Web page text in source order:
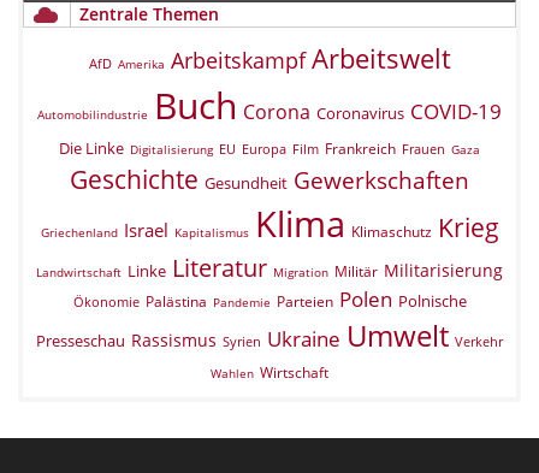
Zentrale Themen
AfD Amerika Arbeitskampf Arbeitswelt
Automobilindustrie Buch Corona Coronavirus COVID-19
Die Linke Digitalisierung EU Europa Film Frankreich Frauen Gaza
Geschichte Gesundheit Gewerkschaften
Griechenland Israel Kapitalismus Klima Klimaschutz Krieg
Landwirtschaft Linke Literatur Migration Militär Militarisierung
Ökonomie Palästina Pandemie Parteien Polen Polnische
Presseschau Rassismus Syrien Ukraine Umwelt Verkehr
Wahlen Wirtschaft